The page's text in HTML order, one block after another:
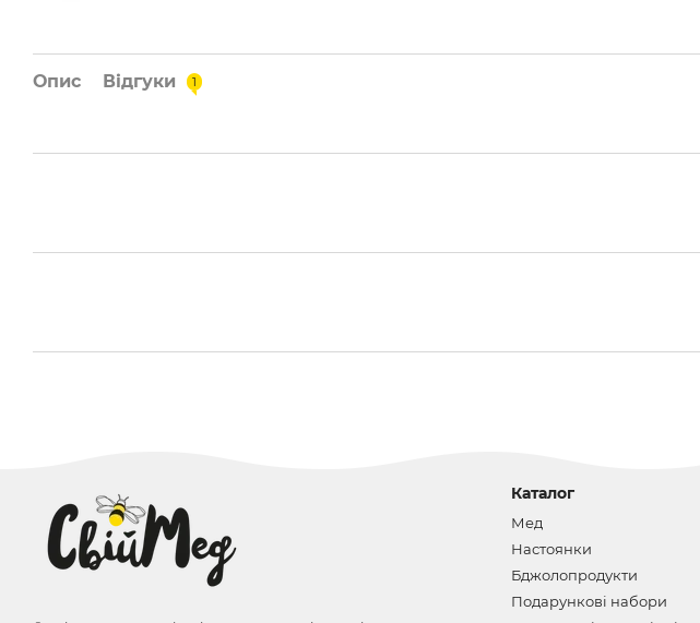
Опис Відгуки 1
Каталог
Мед
Настоянки
Бджолопродукти
Подарункові набори